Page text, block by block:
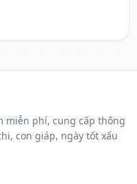
miễn phí, cung cấp thông
con giáp, ngày tốt xấu